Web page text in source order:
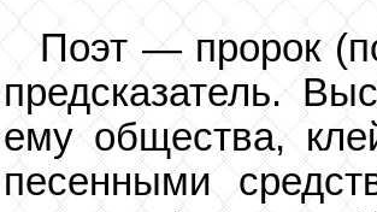
Поэт — пророк
предсказатель.
ему общества,
песенными